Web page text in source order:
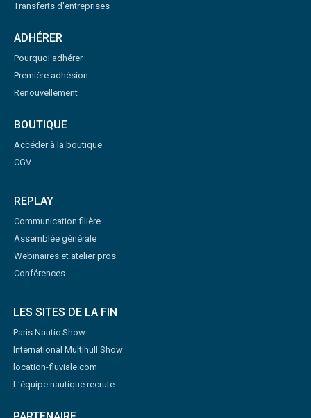
Transferts d'entreprises
ADHÉRER
Pourquoi adhérer
Première adhésion
Renouvellement
BOUTIQUE
Accéder à la boutique
CGV
REPLAY
Communication filière
Assemblée générale
Webinaires et atelier pros
Conférences
LES SITES DE LA FIN
Paris Nautic Show
International Multihull Show
location-fluviale.com
L'équipe nautique recrute